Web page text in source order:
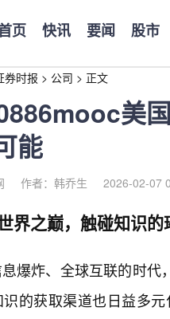
页 快讯 要闻 股市
券时报 > 公司 > 正文
美
能
作者：韩乔生 2026-02-07
界之巅，触碰知识的
爆炸、全球互联的时代
的获取渠道也日益多